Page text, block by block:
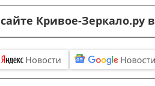
Кривое-Зеркало.ру в